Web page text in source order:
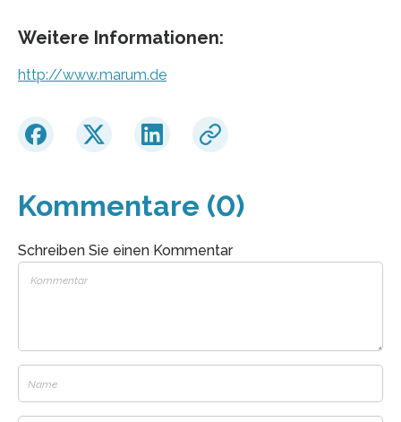
Weitere Informationen:
http://www.marum.de
Kommentare (0)
Schreiben Sie einen Kommentar